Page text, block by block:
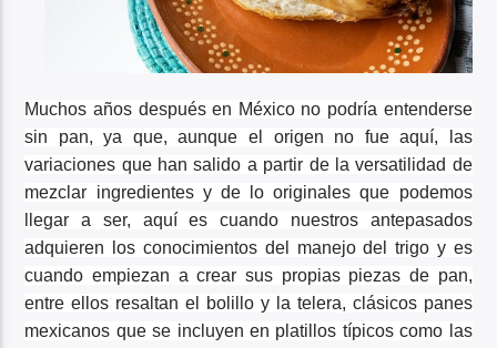
Muchos años después en México no podría entenderse
sin pan, ya que, aunque el origen no fue aquí, las
variaciones que han salido a partir de la versatilidad de
mezclar ingredientes y de lo originales que podemos
llegar a ser, aquí es cuando nuestros antepasados
adquieren los conocimientos del manejo del trigo y es
cuando empiezan a crear sus propias piezas de pan,
entre ellos resaltan el bolillo y la telera, clásicos panes
mexicanos que se incluyen en platillos típicos como las